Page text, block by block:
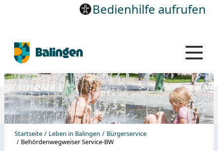
Bedienhilfe aufrufen
Startseite Leben in Balingen
Bürgerservice
Behördenwegweiser Service-BW